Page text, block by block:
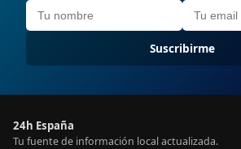
Suscribirme
24h España
Tu fuente de información local actualizada.